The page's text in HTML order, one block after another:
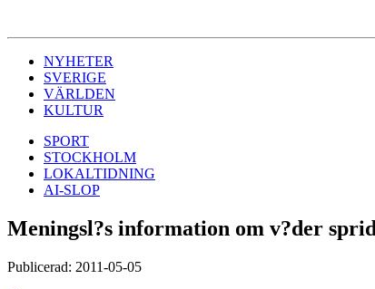
NYHETER
SVERIGE
VÄRLDEN
KULTUR
SPORT
STOCKHOLM
LOKALTIDNING
AI-SLOP
Meningsl?s information om v?der
Publicerad: 2011-05-05